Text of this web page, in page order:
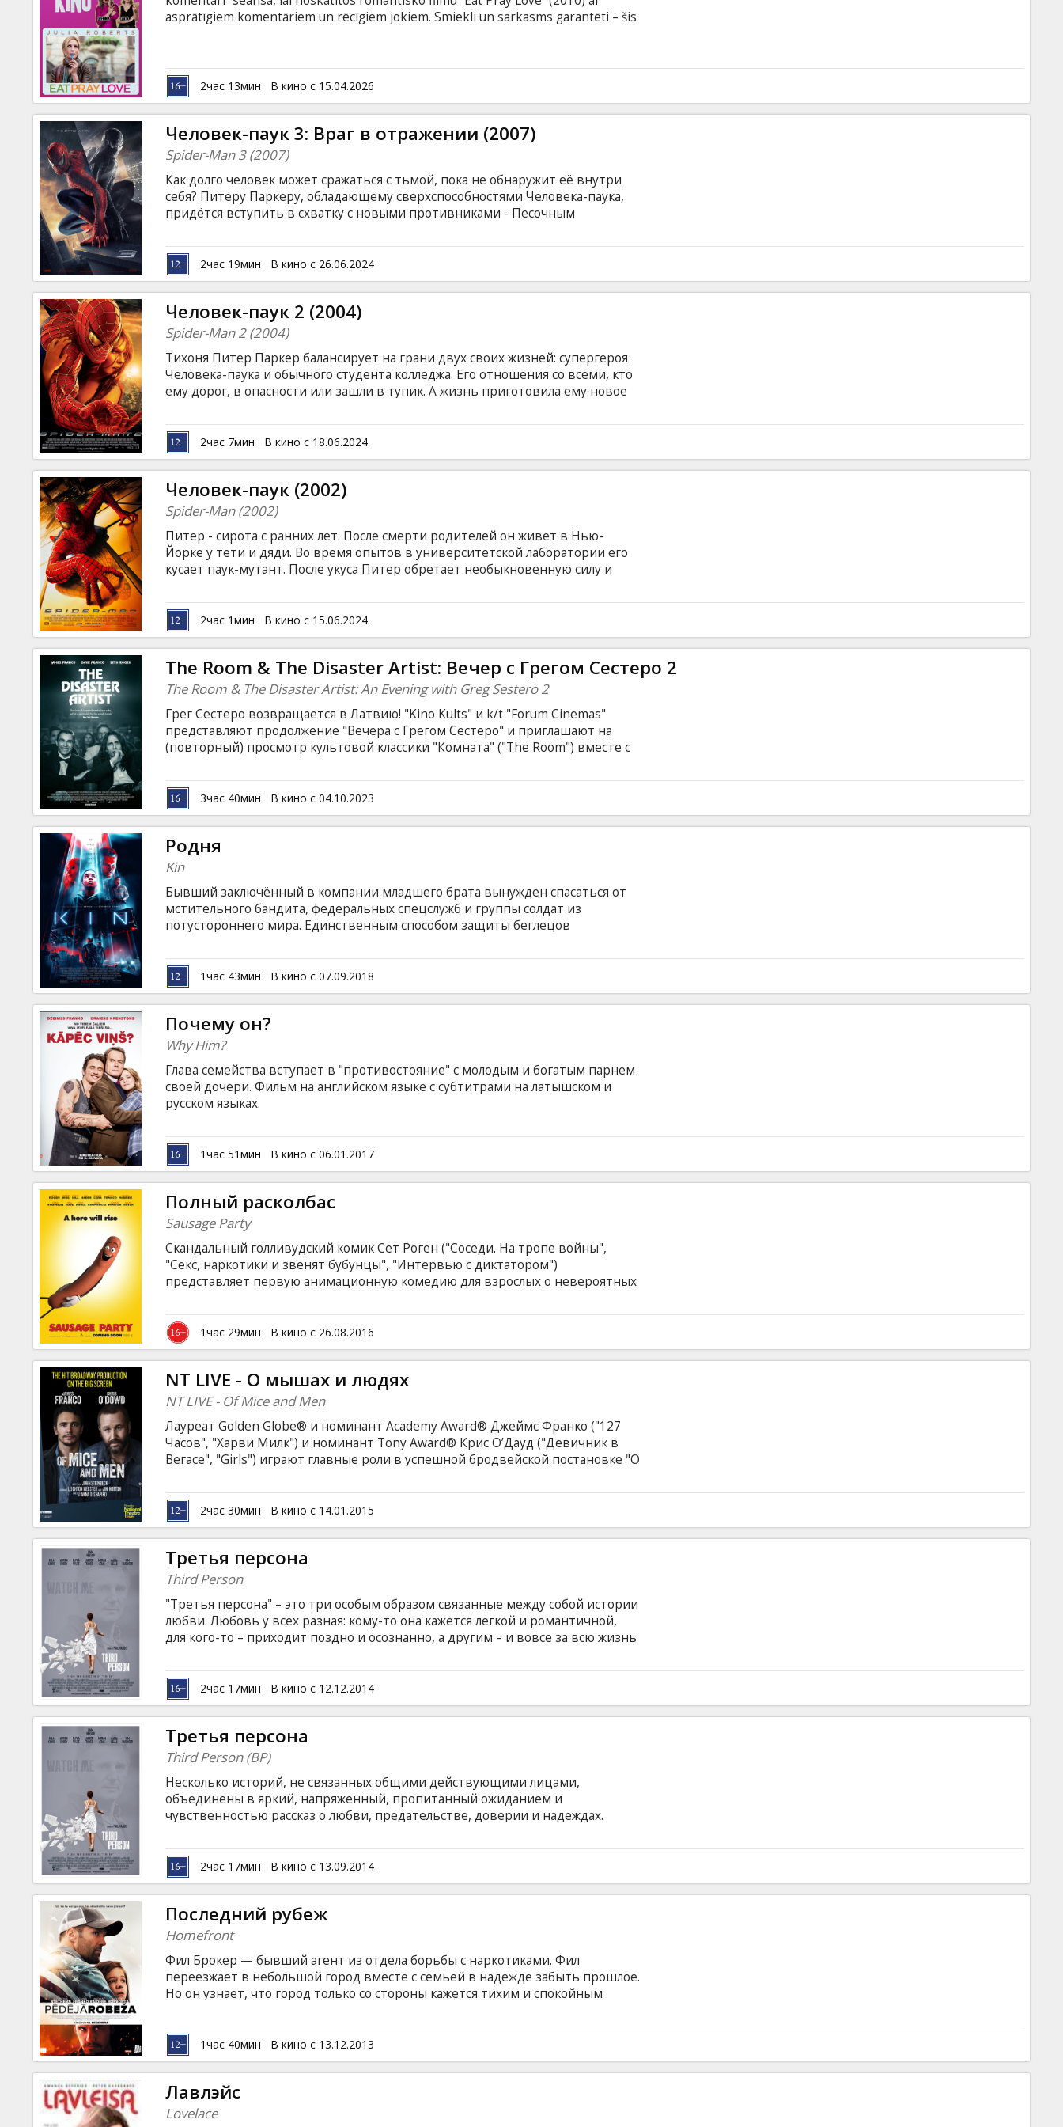
asprātīgiem komentāriem un rēcīgiem jokiem. Smiekli un sarkasms garantēti – šis
2час 13мин В кино с 15.04.2026
Человек-паук 3: Враг в отражении (2007)
Spider-Man 3 (2007)
Как долго человек может сражаться с тьмой, пока не обнаружит её внутри
себя? Питеру Паркеру, обладающему сверхспособностями Человека-паука,
придётся вступить в схватку с новыми противниками - Песочным
своим заклятым врагом Гарри Осборном. Но главным врагом Человека-паука
на этот раз станет… сам Человек-паук. Фильм на английском языке с
субтитрами на латышском и русском языках.
2час 19мин В кино с 26.06.2024
Человек-паук 2 (2004)
Spider-Man 2 (2004)
Тихоня Питер Паркер балансирует на грани двух своих жизней: супергероя
Человека-паука и обычного студента колледжа. Его отношения со всеми, кто
ему дорог, в опасности или зашли в тупик. А жизнь приготовила ему новое
одолеть жестокого безумца доктора Отто Октавиуса. Фильм на английском
языке с субтитрами на латышском и русском языках.
2час 7мин В кино с 18.06.2024
Человек-паук (2002)
Spider-Man (2002)
Питер - сирота с ранних лет. После смерти родителей он живет в Нью-
Йорке у тети и дяди. Во время опытов в университетской лаборатории его
кусает паук-мутант. После укуса Питер обретает необыкновенную силу и
метать стальную паутину. Так Питер становится настоящим супергероем по
имени Человек-паук, который помогает людям и борется с преступностью.
Но там, где есть супергерой, рано или поздно всегда объявляется и
суперзлодей… Фильм на английском языке с субтитрами на латышском и
русском языках.
2час 1мин В кино с 15.06.2024
The Room & The Disaster Artist: Вечер с Грегом Сестеро 2
The Room & The Disaster Artist: An Evening with Greg Sestero 2
Грег Сестеро возвращается в Латвию! "Kino Kults" и k/t "Forum Cinemas"
представляют продолжение "Вечера с Грегом Сестеро" и приглашают на
(повторный) просмотр культовой классики "Комната" ("The Room") вместе с
Грега, комедию "Горе-творец", которая с Голливудским размахом
рассказывает о сьёмках легендарного фильма! До встречи на двойном
сеансе: - "Комната" (2003, 91 минута) с вступлением Грега Сестеро.
3час 40мин В кино с 04.10.2023
Родня
Kin
Бывший заключённый в компании младшего брата вынужден спасаться от
мстительного бандита, федеральных спецслужб и группы солдат из
потустороннего мира. Единственным способом защиты беглецов
языке с субтитрами на латышском и русском языках.
1час 43мин В кино с 07.09.2018
Почему он?
Why Him?
Глава семейства вступает в "противостояние" с молодым и богатым парнем
своей дочери. Фильм на английском языке с субтитрами на латышском и
русском языках.
1час 51мин В кино с 06.01.2017
Полный расколбас
Sausage Party
Скандальный голливудский комик Сет Роген ("Соседи. На тропе войны",
"Секс, наркотики и звенят бубунцы", "Интервью с диктатором")
представляет первую анимационную комедию для взрослых о невероятных
друзьям предстоит получить ответ на главный вопрос: есть ли жизнь за
стенами супермаркета и что же происходит с продуктами после того, как
они попадают на кухню к людям. Фильм на английском языке с субтитрами
на латышском и русском языках.
1час 29мин В кино с 26.08.2016
NT LIVE - О мышах и людях
NT LIVE - Of Mice and Men
Лауреат Golden Globe® и номинант Academy Award® Джеймс Франко ("127
Часов", "Харви Милк") и номинант Tony Award® Крис О’Дауд ("Девичник в
Вегасе", "Girls") играют главные роли в успешной бродвейской постановке "О
прямом эфире. Это примечательное возобновление постановки пьесы
Нобелевского лауреата Джона Стейнбека – яркий портрет американского
духа и трогательное свидетельство уз дружбы.
2час 30мин В кино с 14.01.2015
Третья персона
Third Person
"Третья персона" – это три особым образом связанные между собой истории
любви. Любовь у всех разная: кому-то она кажется легкой и романтичной,
для кого-то – приходит поздно и осознанно, а другим – и вовсе за всю жизнь
хочется ни на шаг не отпускать дорогого, родного и близкого человека.
Словом, любовь, словно радуга после дождя, может для вас сиять яркими
красками, а кому-то она просто не видна. Три города такие разные и такие
манящие предстанут перед зрителем как декорации к историям любви этих
пар.
2час 17мин В кино с 12.12.2014
Третья персона
Third Person (BP)
Несколько историй, не связанных общими действующими лицами,
объединены в яркий, напряженный, пропитанный ожиданием и
чувственностью рассказ о любви, предательстве, доверии и надеждах.
все очень разные, но что объединяет их? Отчаянные поиски любви или
только секс, жажда счастья или страх одиночества, безграничная
преданность или стремление к превосходству, отказ от прошлого или страх
перед будущим? Что общего у наших героев, почему каждый из них
оказывается именно в этом месте.
2час 17мин В кино с 13.09.2014
Последний рубеж
Homefront
Фил Брокер — бывший агент из отдела борьбы с наркотиками. Фил
переезжает в небольшой город вместе с семьей в надежде забыть прошлое.
Но он узнает, что город только со стороны кажется тихим и спокойным
заправляет злодей по кличке Аллигатор… Фильм на английском языке с
субтитрами на латышском и русском языках.
1час 40мин В кино с 13.12.2013
Лавлэйс
Lovelace